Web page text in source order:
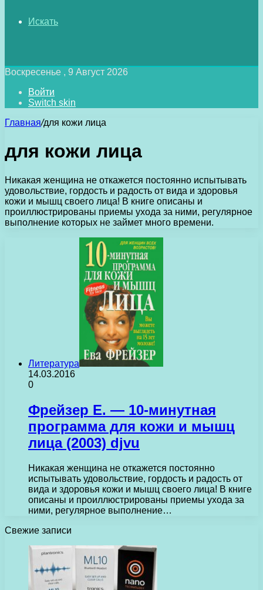
Искать
Воскресенье , 9 Август 2026
Войти
Switch skin
Главная/для кожи лица
для кожи лица
Никакая женщина не откажется постоянно испытывать
удовольствие, гордость и радость от вида и здоровья
кожи и мышц своего лица! В книге описаны и
проиллюстрированы приемы ухода за ними, регулярное
выполнение которых не займет много времени.
Литература
14.03.2016
0
Фрейзер Е. — 10-минутная
программа для кожи и мышц
лица (2003) djvu
Никакая женщина не откажется постоянно
испытывать удовольствие, гордость и радость от
вида и здоровья кожи и мышц своего лица! В книге
описаны и проиллюстрированы приемы ухода за
ними, регулярное выполнение…
Свежие записи